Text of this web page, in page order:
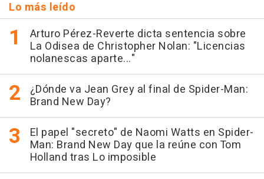
Lo más leído
Arturo Pérez-Reverte dicta sentencia sobre
La Odisea de Christopher Nolan: "Licencias
nolanescas aparte..."
¿Dónde va Jean Grey al final de Spider-Man:
Brand New Day?
El papel "secreto" de Naomi Watts en Spider-
Man: Brand New Day que la reúne con Tom
Holland tras Lo imposible